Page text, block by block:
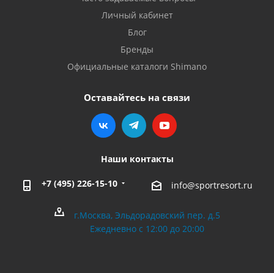
Личный кабинет
Блог
Бренды
Официальные каталоги Shimano
Оставайтесь на связи
Наши контакты
+7 (495) 226-15-10 info@sportresort.ru
г.Москва, Эльдорадовский пер. д.5
Ежедневно с 12:00 до 20:00